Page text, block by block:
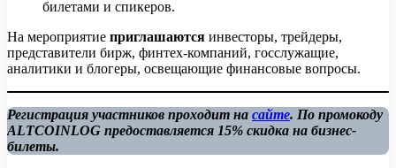
билетами и спикеров.
На мероприятие приглашаются инвесторы, трейдеры,
представители бирж, финтех-компаний, госслужащие,
аналитики и блогеры, освещающие финансовые вопросы.
Регистрация участников проходит на сайте. По промокоду
ALTCOINLOG предоставляется 15% скидка на бизнес-
билеты.